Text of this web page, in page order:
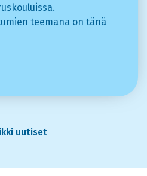
teemana on tänä
uutiset